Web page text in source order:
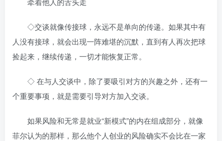
◇交谈就像传接球，永远不是单向的传递。如果其中有
人没有接球，就会出现一阵难堪的沉默，直到有人再次把球
捡起来，继续传递，一切才能恢复正常。
◇ 在与人交谈中，除了要吸引对方的兴趣之外，还有一
个重要事项，就是需要引导对方加入交谈。
如果风险和无常是就业“新模式”的内在组成部分，就像
菲尔认为的那样，那么他个人创业的风险确实不会比在一家